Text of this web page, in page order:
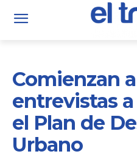
Comienzan
entrevistas
el Plan de
Urbano